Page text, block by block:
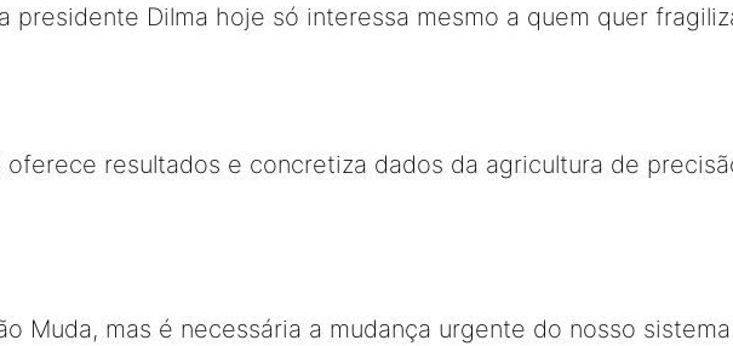
presidente Dilma hoje só interessa mesmo a quem quer
oferece resultados e concretiza dados da agricultura de
Muda, mas é necessária a mudança urgente do nosso